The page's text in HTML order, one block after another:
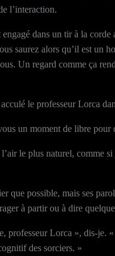
l’interaction.
dans un tir à la
saurez alors qu’il est un
Un regard comme ça
le professeur Lorca
un moment de libre pour
le plus naturel, comme
que possible, mais ses
à partir ou à dire
professeur Lorca », dis-je.
des sorciers. »